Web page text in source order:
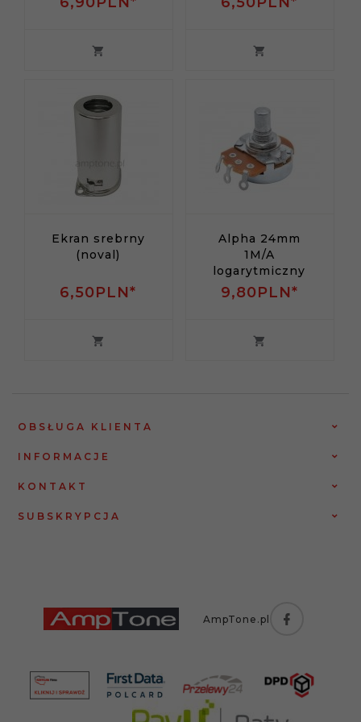
Ekran srebrny
(noval)
6,50PLN*
Alpha 24mm
1M/A
logarytmiczny
9,80PLN*
OBSŁUGA KLIENTA
INFORMACJE
KONTAKT
SUBSKRYPCJA
AmpTone.pl